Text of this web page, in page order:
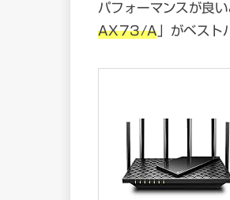
パフォーマンスが良
AX73/A 」がベスト